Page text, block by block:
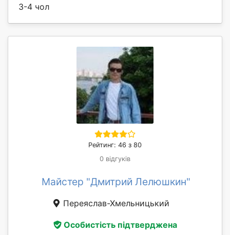
3-4 чол
Рейтинг: 46 з 80
0 відгуків
Майстер "Дмитрий Лелюшкин"
Переяслав-Хмельницький
Особистість підтверджена